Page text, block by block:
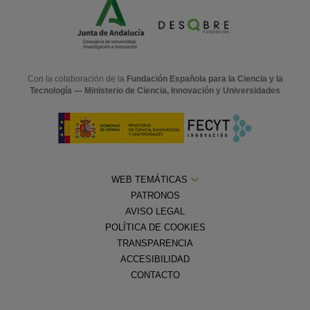
Con la colaboración de la Fundación Española para la Ciencia y la
Tecnología — Ministerio de Ciencia, Innovación y Universidades
WEB TEMÁTICAS
PATRONOS
AVISO LEGAL
POLÍTICA DE COOKIES
TRANSPARENCIA
ACCESIBILIDAD
CONTACTO